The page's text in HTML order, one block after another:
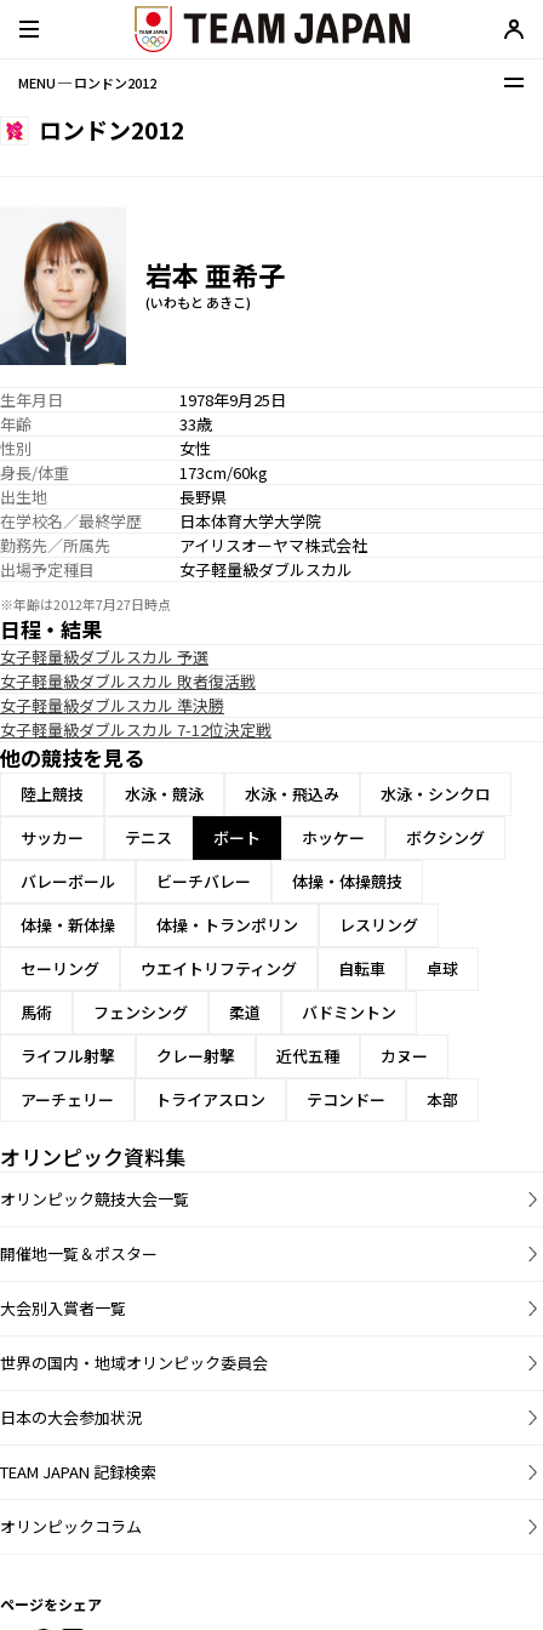
MENU ─ ロンドン2012
ロンドン2012
岩本 亜希子
(いわもと あきこ)
生年月日
1978年9月25日
年齢
33歳
性別
女性
身長/体重
173cm/60kg
出生地
長野県
在学校名／最終学歴
日本体育大学大学院
勤務先／所属先
アイリスオーヤマ株式会社
出場予定種目
女子軽量級ダブルスカル
※年齢は2012年7月27日時点
日程・結果
女子軽量級ダブルスカル 予選
女子軽量級ダブルスカル 敗者復活戦
女子軽量級ダブルスカル 準決勝
女子軽量級ダブルスカル 7-12位決定戦
他の競技を見る
陸上競技 水泳・競泳 水泳・飛込み
水泳・シンクロ
サッカー
テニス ボート ホッケー
ボクシング
バレーボール
ビーチバレー
体操・体操競技
体操・新体操
体操・トランポリン
レスリング
セーリング
ウエイトリフティング 自転車
卓球
馬術
フェンシング 柔道
バドミントン
ライフル射撃
クレー射撃 近代五種
カヌー
アーチェリー
トライアスロン テコンドー 本部
オリンピック資料集
オリンピック競技大会一覧
開催地一覧＆ポスター
大会別入賞者一覧
世界の国内・地域オリンピック委員会
日本の大会参加状況
TEAM JAPAN 記録検索
オリンピックコラム
ページをシェア